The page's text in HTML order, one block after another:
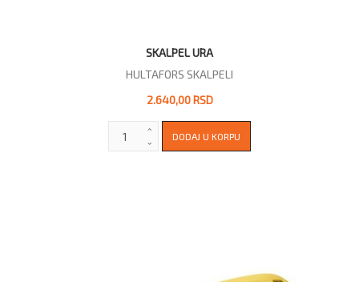
SKALPEL URA
HULTAFORS SKALPELI
2.640,00 RSD